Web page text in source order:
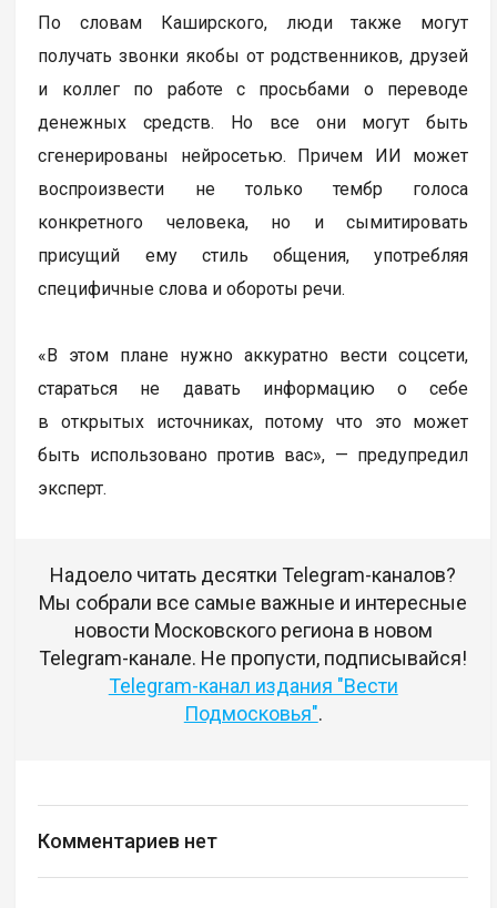
По словам Каширского, люди также могут
получать звонки якобы от родственников, друзей
и коллег по работе с просьбами о переводе
денежных средств. Но все они могут быть
сгенерированы нейросетью. Причем ИИ может
воспроизвести не только тембр голоса
конкретного человека, но и сымитировать
присущий ему стиль общения, употребляя
специфичные слова и обороты речи.
«В этом плане нужно аккуратно вести соцсети,
стараться не давать информацию о себе
в открытых источниках, потому что это может
быть использовано против вас», — предупредил
эксперт.
Надоело читать десятки Telegram-каналов?
Мы собрали все самые важные и интересные
новости Московского региона в новом
Telegram-канале. Не пропусти, подписывайся!
Telegram-канал издания "Вести
Подмосковья".
Комментариев нет